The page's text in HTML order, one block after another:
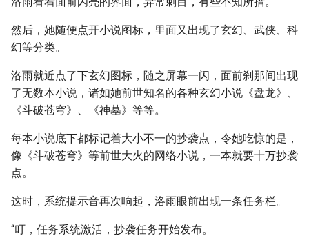
然后，她随便点开小说图标，里面又出现了玄幻、武侠、科
幻等分类。
洛雨就近点了下玄幻图标，随之屏幕一闪，面前刹那间出现
了无数本小说，诸如她前世知名的各种玄幻小说《盘龙》、
《斗破苍穹》、《神墓》等等。
每本小说底下都标记着大小不一的抄袭点，令她吃惊的是，
像《斗破苍穹》等前世大火的网络小说，一本就要十万抄袭
点。
这时，系统提示音再次响起，洛雨眼前出现一条任务栏。
“叮，任务系统激活，抄袭任务开始发布。